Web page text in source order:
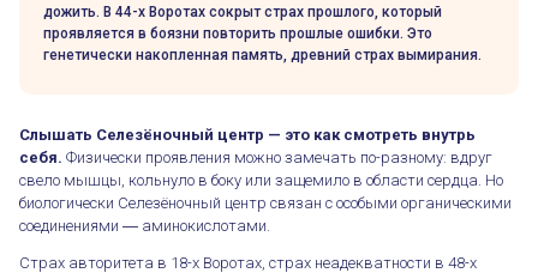
дожить. В 44-х Воротах сокрыт страх прошлого, который
проявляется в боязни повторить прошлые ошибки. Это
генетически накопленная память, древний страх вымирания.
Слышать Селезёночный центр — это как смотреть внутрь
себя. Физически проявления можно замечать по-разному: вдруг
свело мышцы, кольнуло в боку или защемило в области сердца. Но
биологически Селезёночный центр связан с особыми органическими
соединениями ― аминокислотами.
Страх авторитета в 18-х Воротах, страх неадекватности в 48-х